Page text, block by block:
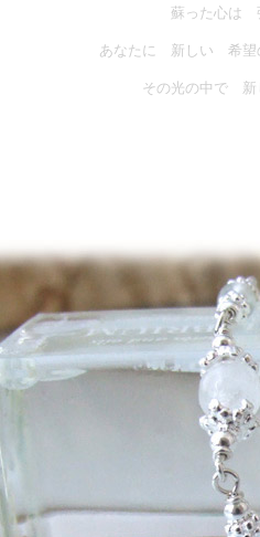
蘇った心は
あなたに 新しい 希望
その光の中で 新